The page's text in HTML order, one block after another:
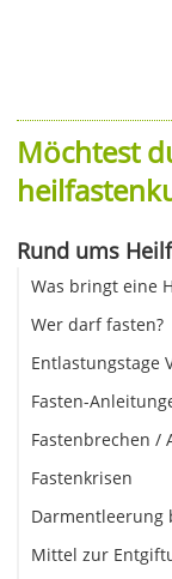
Möchtest
Rund ums
Was bringt eine
Wer darf fasten?
Entlastungstage
Fasten-
Fastenbrechen /
Fastenkrisen
Darmentleerung
Mittel zur